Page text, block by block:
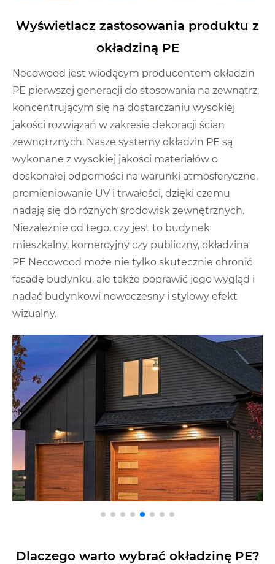
Wyświetlacz zastosowania produktu z
okładziną PE
Necowood jest wiodącym producentem okładzin
PE pierwszej generacji do stosowania na zewnątrz,
koncentrującym się na dostarczaniu wysokiej
jakości rozwiązań w zakresie dekoracji ścian
zewnętrznych. Nasze systemy okładzin PE są
wykonane z wysokiej jakości materiałów o
doskonałej odporności na warunki atmosferyczne,
promieniowanie UV i trwałości, dzięki czemu
nadają się do różnych środowisk zewnętrznych.
Niezależnie od tego, czy jest to budynek
mieszkalny, komercyjny czy publiczny, okładzina
PE Necowood może nie tylko skutecznie chronić
fasadę budynku, ale także poprawić jego wygląd i
nadać budynkowi nowoczesny i stylowy efekt
wizualny.
Dlaczego warto wybrać okładzinę PE?